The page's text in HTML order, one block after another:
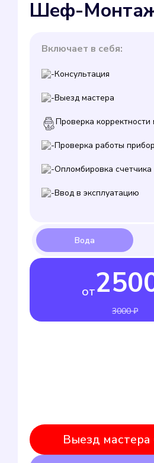
Шеф-
Включает в себя:
Консультация
Выезд мастера
Проверка
Проверка работы
Опломбировка счетчика
Ввод в эксплуатацию
от
3000 ₽
Выезд мастера